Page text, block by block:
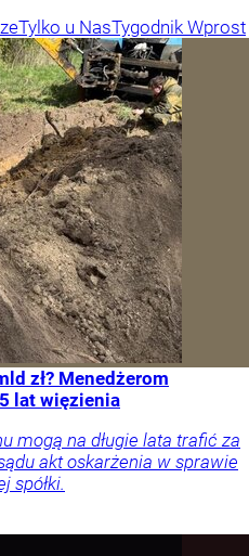
Tylko u NasTygodnik Wprost
zł? Menedżerom
lat więzienia
mogą na długie lata trafić za
akt oskarżenia w sprawie
spółki.